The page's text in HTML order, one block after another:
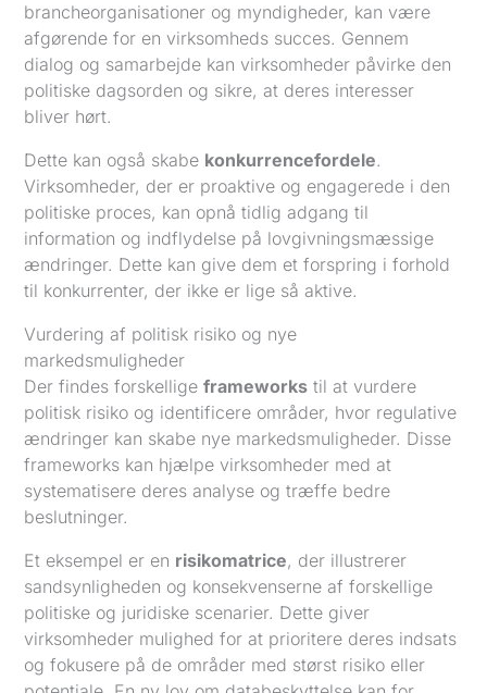
brancheorganisationer og myndigheder, kan være
afgørende for en virksomheds succes. Gennem
dialog og samarbejde kan virksomheder påvirke den
politiske dagsorden og sikre, at deres interesser
bliver hørt.
Dette kan også skabe konkurrencefordele.
Virksomheder, der er proaktive og engagerede i den
politiske proces, kan opnå tidlig adgang til
information og indflydelse på lovgivningsmæssige
ændringer. Dette kan give dem et forspring i forhold
til konkurrenter, der ikke er lige så aktive.
Vurdering af politisk risiko og nye
markedsmuligheder
Der findes forskelligeframeworks til at vurdere
politisk risiko og identificere områder, hvor regulative
ændringer kan skabe nye markedsmuligheder. Disse
frameworks kan hjælpe virksomheder med at
systematisere deres analyse og træffe bedre
beslutninger.
Et eksempel er en risikomatrice, der illustrerer
sandsynligheden og konsekvenserne af forskellige
politiske og juridiske scenarier. Dette giver
virksomheder mulighed for at prioritere deres indsats
og fokusere på de områder med størst risiko eller